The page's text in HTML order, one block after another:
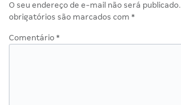
O seu endereço de e-mail não será publicado.
obrigatórios são marcados com *
Comentário *